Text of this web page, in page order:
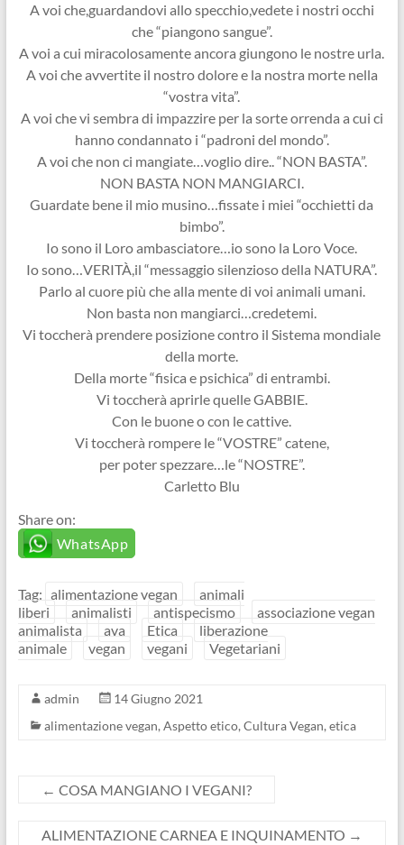
A voi che,guardandovi allo specchio,vedete i nostri occhi
che “piangono sangue”.
A voi a cui miracolosamente ancora giungono le nostre urla.
A voi che avvertite il nostro dolore e la nostra morte nella
“vostra vita”.
A voi che vi sembra di impazzire per la sorte orrenda a cui ci
hanno condannato i “padroni del mondo”.
A voi che non ci mangiate…voglio dire.. “NON BASTA”.
NON BASTA NON MANGIARCI.
Guardate bene il mio musino…fissate i miei “occhietti da
bimbo”.
Io sono il Loro ambasciatore…io sono la Loro Voce.
Io sono…VERITÀ,il “messaggio silenzioso della NATURA”.
Parlo al cuore più che alla mente di voi animali umani.
Non basta non mangiarci…credetemi.
Vi toccherà prendere posizione contro il Sistema mondiale
della morte.
Della morte “fisica e psichica” di entrambi.
Vi toccherà aprirle quelle GABBIE.
Con le buone o con le cattive.
Vi toccherà rompere le “VOSTRE” catene,
per poter spezzare…le “NOSTRE”.
Carletto Blu
Share on:
WhatsApp
Tag: alimentazione vegan
animali
liberi
animalisti antispecismo
associazione vegan
animalista
ava Etica
liberazione
animale
vegan vegani Vegetariani
admin
14 Giugno 2021
alimentazione vegan,Aspetto etico,Cultura Vegan,etica
← COSA MANGIANO I VEGANI?
ALIMENTAZIONE CARNEA E INQUINAMENTO →